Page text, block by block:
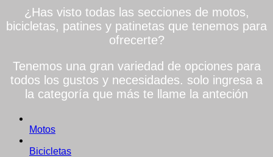
¿Has visto todas las secciones de motos,
bicicletas, patines y patinetas que tenemos para
ofrecerte?
Tenemos una gran variedad de opciones para
todos los gustos y necesidades. solo ingresa a
la categoría que más te llame la anteción
Motos
Bicicletas